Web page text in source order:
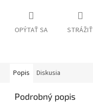
OPÝTAŤ SA STRÁŽIŤ
Popis Diskusia
Podrobný popis